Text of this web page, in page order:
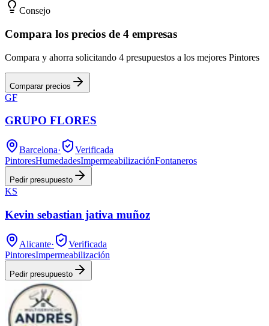
Consejo
Compara los precios de 4 empresas
Compara y ahorra solicitando 4 presupuestos a los mejores Pintores
Comparar precios
GF
GRUPO FLORES
Barcelona·
Verificada
PintoresHumedadesImpermeabilizaciónFontaneros
Pedir presupuesto
KS
Kevin sebastian jativa muñoz
Alicante·
Verificada
PintoresImpermeabilización
Pedir presupuesto